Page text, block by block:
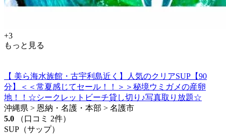
+3
もっと見る
【 美ら海水族館・古宇利島近く】人気のクリアSUP【90
分】＜＜常夏感じてセール！！＞＞秘境ウミガメの産卵
地！！☆シークレットビーチ貸し切り♪写真取り放題☆
沖縄県 > 恩納・名護・本部 > 名護市
5.0
（口コミ 2件）
SUP（サップ）